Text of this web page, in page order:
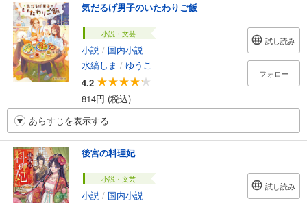
気だるげ男子のいたわりご飯
小説・文芸
小説 / 国内小説
水縞しま / ゆうこ
4.2
814円 (税込)
試し読み
フォロー
あらすじを表示する
後宮の料理妃
小説・文芸
小説 / 国内小説
試し読み